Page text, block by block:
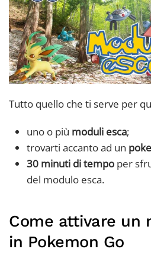
Tutto quello che ti serve per
uno o più moduli esca;
trovarti accanto ad un
30 minuti di tempo per
del modulo esca.
Come attivare un
in Pokemon Go